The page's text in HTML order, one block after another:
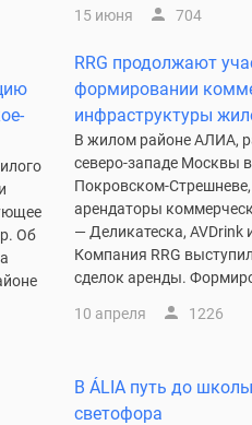
15 июня 704
Об
RRG продолжают
формировании
инфраструктуры
В жилом районе АЛИА,
северо-западе Москвы
Покровском-
арендаторы
— Деликатеска, AVDrink
Компания RRG
сделок аренды.
10 апреля 1226
В ÁLIA путь до
светофора